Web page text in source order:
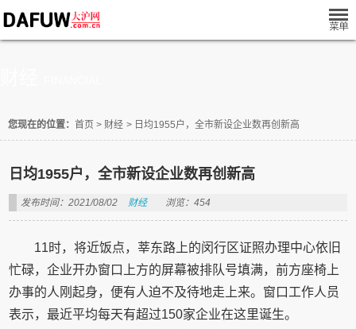
您现在的位置： 首页 > 财经 > 日均1955户，全市新设企业数再创新高
日均1955户，全市新设企业数再创新高
发布时间：2021/08/02 财经 浏览：454
11时，将近饭点，莘东路上的闵行区证照办理中心依旧
忙碌，企业开办窗口上方的屏幕被排队号填满，前方座椅上
办事的人刚起身，便有人迫不及待地走上来。窗口工作人员
表示，最近平均每天有超过150家企业在这里诞生。